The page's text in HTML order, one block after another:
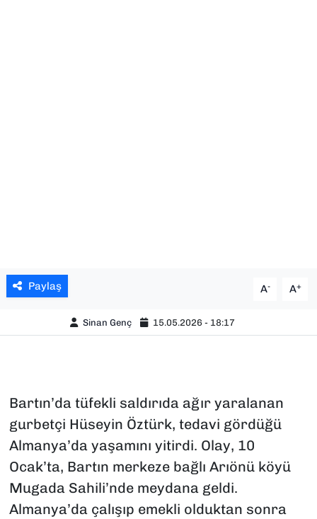
Paylaş A- A+
Sinan Genç 15.05.2026 - 18:17
Bartın’da tüfekli saldırıda ağır yaralanan
gurbetçi Hüseyin Öztürk, tedavi gördüğü
Almanya’da yaşamını yitirdi. Olay, 10
Ocak’ta, Bartın merkeze bağlı Arıönü köyü
Mugada Sahili’nde meydana geldi.
Almanya’da çalışıp emekli olduktan sonra